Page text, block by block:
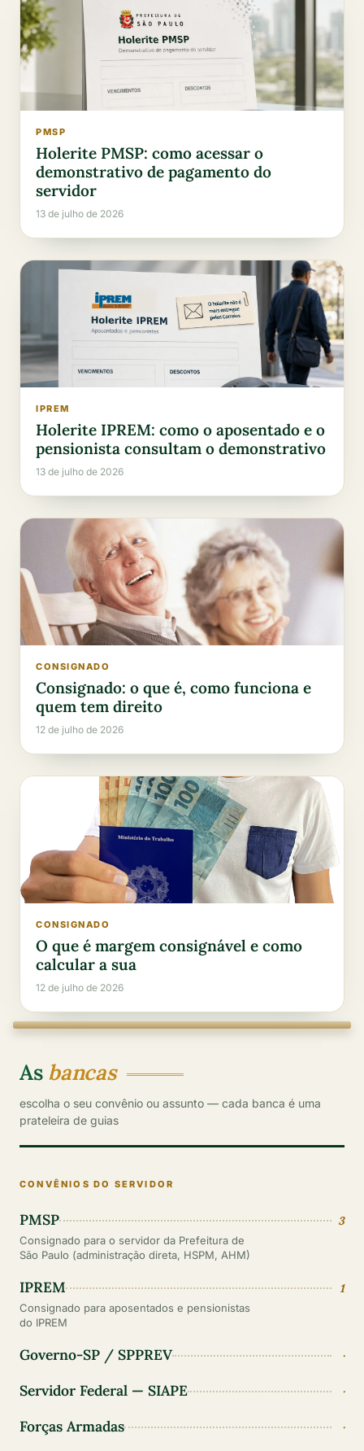
PMSP
Holerite PMSP: como acessar o
demonstrativo de pagamento do
servidor
13 de julho de 2026
IPREM
Holerite IPREM: como o aposentado e o
pensionista consultam o demonstrativo
13 de julho de 2026
CONSIGNADO
Consignado: o que é, como funciona e
quem tem direito
12 de julho de 2026
CONSIGNADO
O que é margem consignável e como
calcular a sua
12 de julho de 2026
As bancas
escolha o seu convênio ou assunto — cada banca é uma
prateleira de guias
CONVÊNIOS DO SERVIDOR
PMSP 3
Consignado para o servidor da Prefeitura de
São Paulo (administração direta, HSPM, AHM)
IPREM 1
Consignado para aposentados e pensionistas
do IPREM
Governo-SP / SPPREV ·
Servidor Federal — SIAPE ·
Forças Armadas ·